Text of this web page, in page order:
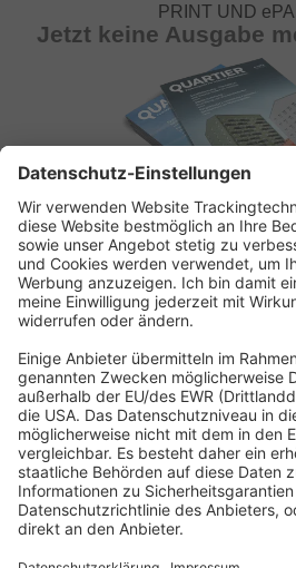
PRINT UND
Jetzt keine Ausgabe
ABONNEMENT
Kostenloses Probeheft